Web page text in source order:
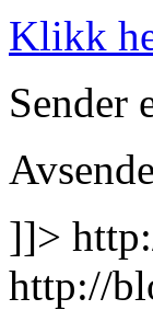
Klikk
Sender
]]>
http://